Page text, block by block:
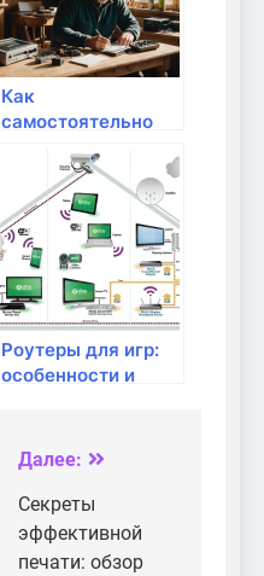
Как
самостоятельно
настроить роутер
на даче: пошаговое
руководство
Роутеры для игр:
особенности и
Далее:
Секреты
эффективной
печати: обзор